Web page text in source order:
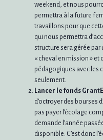
weekend, et nous
permettra à la future
travaillons pour que
qui nous permettra
structure sera gérée
« cheval en mission »
pédagogiques avec les
seulement.
Lancer le fonds
d’octroyer des bourses
pas payer l’écolage
demande l’année
disponible. C’est donc